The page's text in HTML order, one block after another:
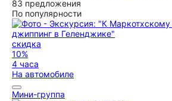
83 предложения
По популярности
скидка
10%
4 часа
На автомобиле
Мини-группа